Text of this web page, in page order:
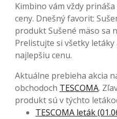
Kimbino vám vždy
ceny. Dnešný favorit:
produkt Sušené mäso sa
Prelistujte si všetky letáky
najlepšiu cenu.
Aktuálne prebieha akcia
obchodoch TESCOMA.
produkt sú v týchto
TESCOMA leták